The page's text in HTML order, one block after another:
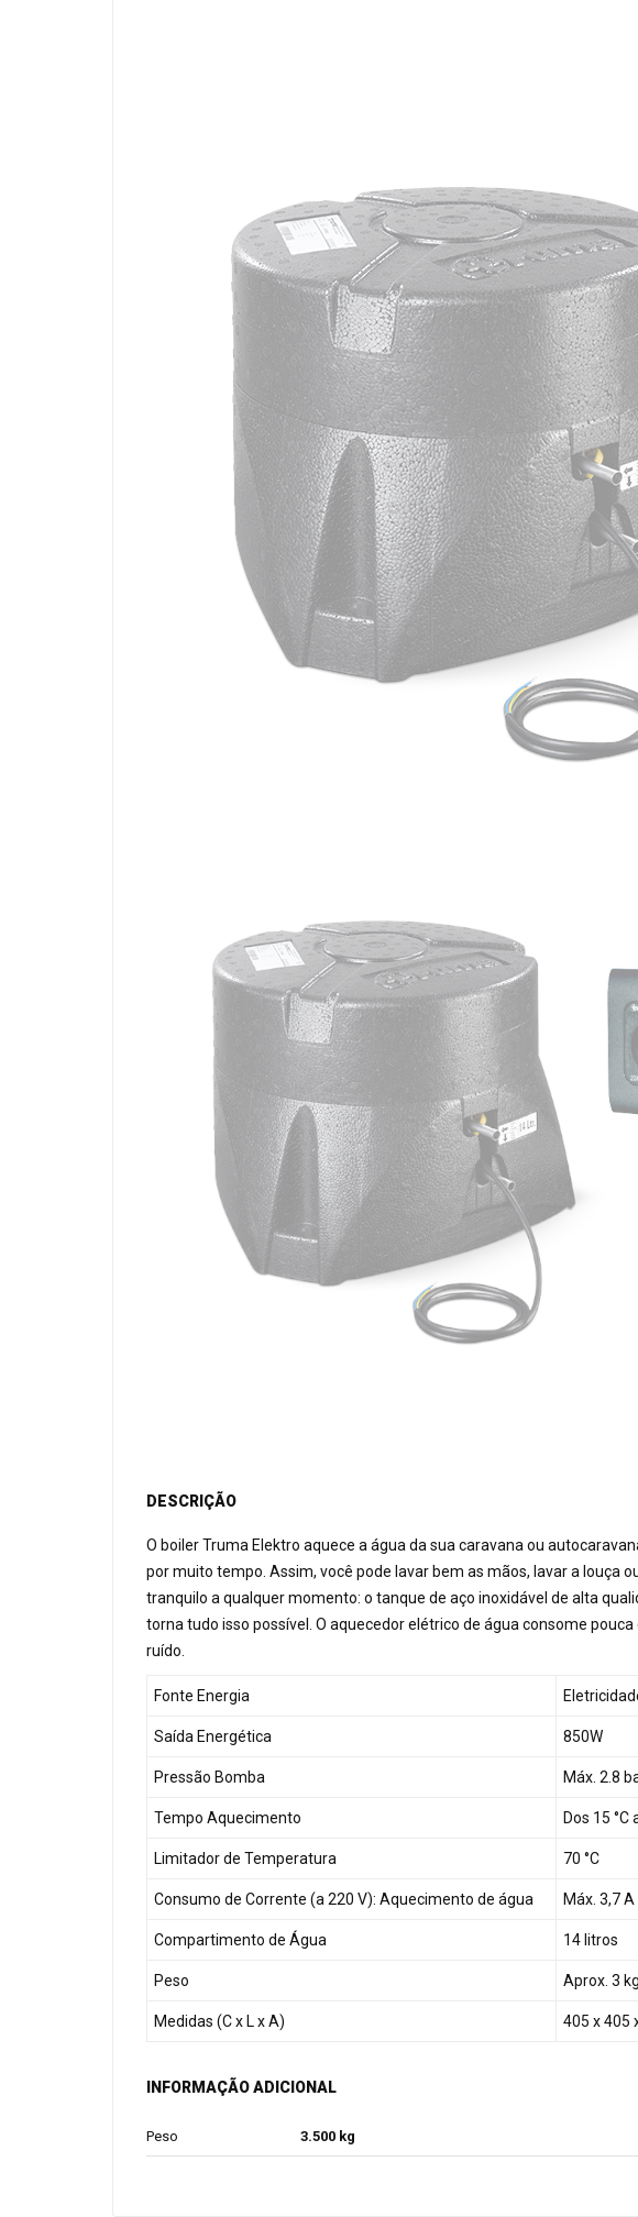
DESCRIÇÃO
O boiler Truma Elektro aquece a água da sua caravana ou
por muito tempo. Assim, você pode lavar bem as mãos, lavar a louça
tranquilo a qualquer momento: o tanque de aço inoxidável de alta
torna tudo isso possível. O aquecedor elétrico de água consome
ruído.
Fonte Energia
Saída Energética 850W
Pressão Bomba Máx. 2.8
Tempo Aquecimento Dos 15
Limitador de Temperatura 70 °C
Consumo de Corrente (a 220 V): Aquecimento de água Máx. 3,7 A
Compartimento de Água 14 litros
Peso Aprox. 3 kg
Medidas (C x L x A) 405 x 405
INFORMAÇÃO ADICIONAL
Peso 3.500 kg